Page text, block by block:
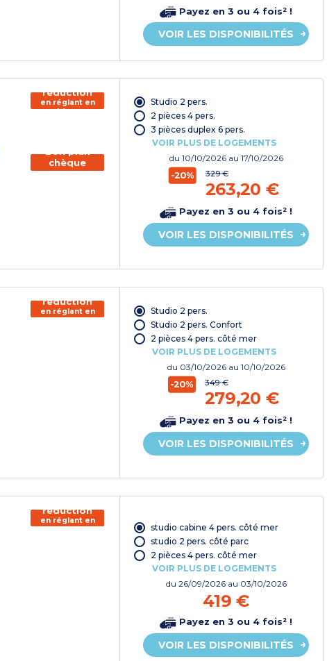
Payez en 3 ou 4 fois² !
VOIR LES DISPONIBILITÉS
150€ de
réduction
en réglant en
chèque
chèque
vacances
Studio 2 pers.
2 pièces 4 pers.
3 pièces duplex 6 pers.
VOIR PLUS DE LOGEMENTS
du 10/10/2026 au 17/10/2026
-20% 329 €
263,20 €
Payez en 3 ou 4 fois² !
VOIR LES DISPONIBILITÉS
150€ de
réduction
en réglant en
chèque
Studio 2 pers.
Studio 2 pers. Confort
2 pièces 4 pers. côté mer
VOIR PLUS DE LOGEMENTS
du 03/10/2026 au 10/10/2026
-20% 349 €
279,20 €
Payez en 3 ou 4 fois² !
VOIR LES DISPONIBILITÉS
150€ de
réduction
en réglant en
chèque
studio cabine 4 pers. côté mer
studio 2 pers. côté parc
2 pièces 4 pers. côté mer
VOIR PLUS DE LOGEMENTS
du 26/09/2026 au 03/10/2026
419 €
Payez en 3 ou 4 fois² !
VOIR LES DISPONIBILITÉS